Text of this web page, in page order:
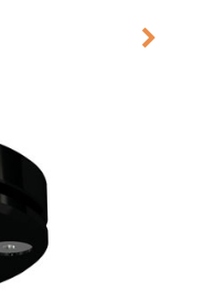
MESSERKÖPFE UND
MESSER/WENDEPLATTEN